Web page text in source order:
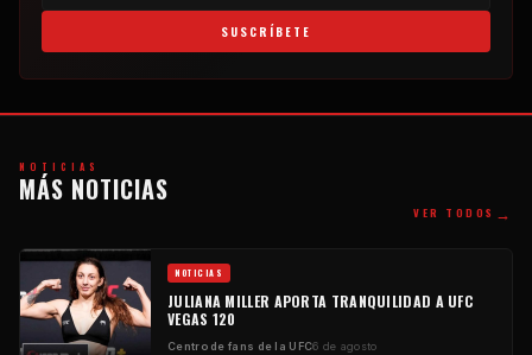
SUSCRÍBETE
NOTICIAS
MÁS NOTICIAS
VER TODOS →
NOTICIAS
JULIANA MILLER APORTA TRANQUILIDAD A UFC
VEGAS 120
Centro de fans de la UFC6 de agosto